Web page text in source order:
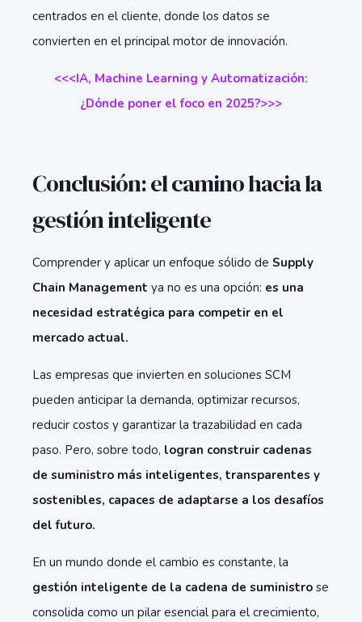
centrados en el cliente, donde los datos se
convierten en el principal motor de innovación.
<<<IA, Machine Learning y Automatización:
¿Dónde poner el foco en 2025?>>>
Conclusión: el camino hacia la
gestión inteligente
Comprender y aplicar un enfoque sólido de Supply
Chain Management ya no es una opción: es una
necesidad estratégica para competir en el
mercado actual.
Las empresas que invierten en soluciones SCM
pueden anticipar la demanda, optimizar recursos,
reducir costos y garantizar la trazabilidad en cada
paso. Pero, sobre todo, logran construir cadenas
de suministro más inteligentes, transparentes y
sostenibles, capaces de adaptarse a los desafíos
del futuro.
En un mundo donde el cambio es constante, la
gestión inteligente de la cadena de suministro se
consolida como un pilar esencial para el crecimiento,